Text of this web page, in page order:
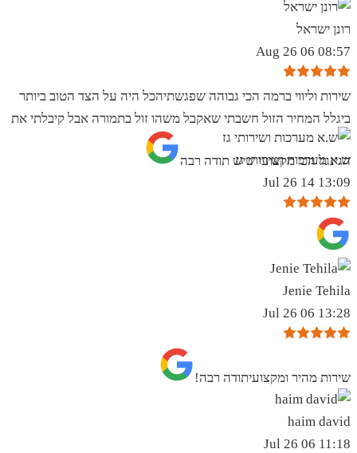
רונן ישראל
08:57 06 Aug 26
שירות וליווי ברמה הכי גבוהה שפגשתיהכל היה על הצד הטוב ביותר
ביגלל המחיר הזול חשבתי שאקבל משהו זול בתמורה אבל קיבלתי את
הגינגל הכי מקצועי שיש תודה רבה
ש.א מערכות ושירותי גז
13:09 14 Jul 26
Jenie Tehila
13:28 06 Jul 26
שירות מהיר ומקצועיתודה רבה!
haim david
11:18 06 Jul 26